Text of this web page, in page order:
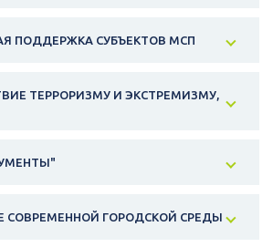
ПОДДЕРЖКА СУБЪЕКТОВ МСП
ТЕРРОРИЗМУ И ЭКСТРЕМИЗМУ,
СОВРЕМЕННОЙ ГОРОДСКОЙ СРЕДЫ